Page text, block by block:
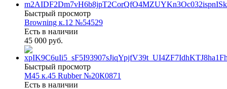
Быстрый просмотр
Browning к.12 №54529
Есть в наличии
45 000 руб.
Быстрый просмотр
М45 к.45 Rubber №20К0871
Есть в наличии